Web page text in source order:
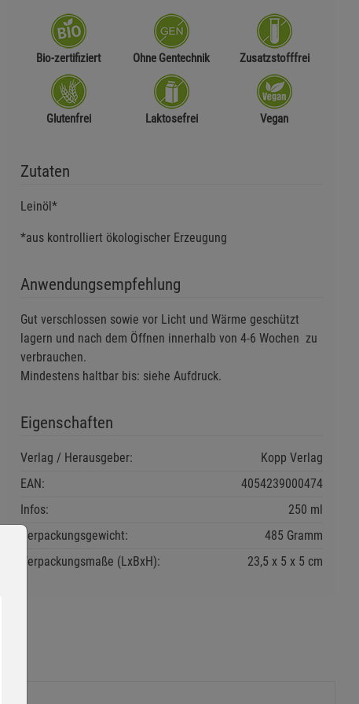
Bio-zertifiziert Ohne Gentechnik Zusatzstofffrei
Glutenfrei Laktosefrei Vegan
Zutaten
Leinöl*
*aus kontrolliert ökologischer Erzeugung
Anwendungsempfehlung
Gut verschlossen sowie vor Licht und Wärme geschützt
lagern und nach dem Öffnen innerhalb von 4-6 Wochen zu
verbrauchen.
Mindestens haltbar bis: siehe Aufdruck.
Eigenschaften
Verlag / Herausgeber:
Kopp Verlag
EAN:
4054239000474
Infos:
250 ml
Verpackungsgewicht:
485 Gramm
Verpackungsmaße (LxBxH):
23,5 5 5 cm